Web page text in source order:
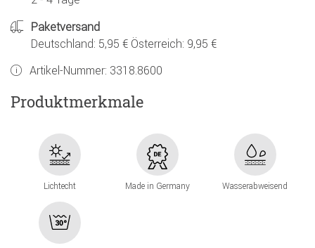
Paketversand
Deutschland: 5,95 € Österreich: 9,95 €
Artikel-Nummer: 3318.8600
Produktmerkmale
Lichtecht Made in Germany Wasserabweisend